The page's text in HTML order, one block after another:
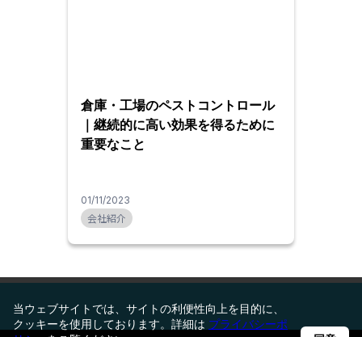
倉庫・工場のペストコントロール
｜継続的に高い効果を得るために
重要なこと
01/11/2023
会社紹介
当ウェブサイトでは、サイトの利便性向上を目的に、
クッキーを使用しております。詳細は プライバシーポ